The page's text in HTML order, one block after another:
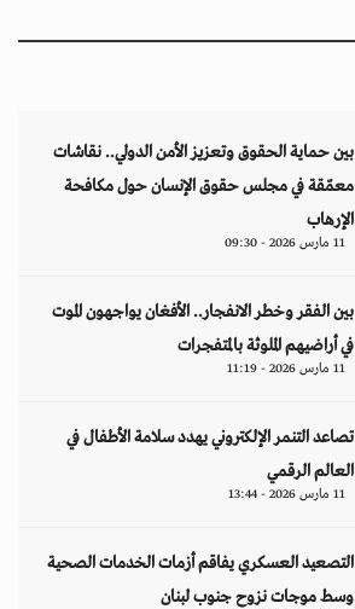
بين حماية الحقوق وتعزيز الأمن الدولي.. نقاشات
معمّقة في مجلس حقوق الإنسان حول مكافحة
الإرهاب
11 مارس 2026 - 09:30
بين الفقر وخطر الانفجار.. الأفغان يواجهون الموت
في أراضيهم الملوثة بالمتفجرات
11 مارس 2026 - 11:19
تصاعد التنمر الإلكتروني يهدد سلامة الأطفال في
العالم الرقمي
11 مارس 2026 - 13:44
التصعيد العسكري يفاقم أزمات الخدمات الصحية
وسط موجات نزوح جنوب لبنان